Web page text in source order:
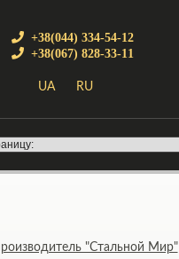
+38(044) 334-54-12
+38(067) 828-33-11
UA RU
"Стальной Мир"